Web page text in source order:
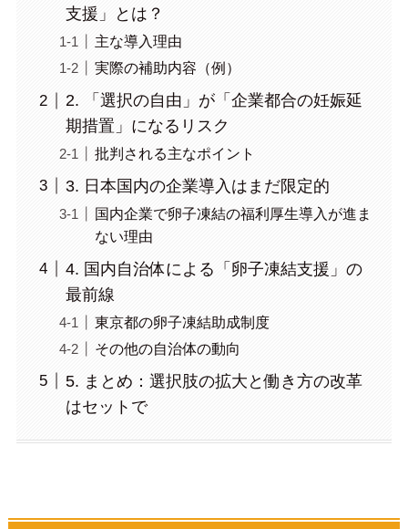
支援」とは？
主な導入理由
実際の補助内容（例）
2. 「選択の自由」が「企業都合の妊娠延
期措置」になるリスク
批判される主なポイント
3. 日本国内の企業導入はまだ限定的
国内企業で卵子凍結の福利厚生導入が進ま
ない理由
4. 国内自治体による「卵子凍結支援」の
最前線
東京都の卵子凍結助成制度
その他の自治体の動向
5. まとめ：選択肢の拡大と働き方の改革
はセットで